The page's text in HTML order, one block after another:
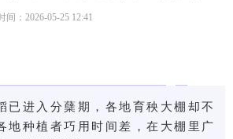
已进入分蘖期，各地育秧大棚却不
地种植者巧用时间差，在大棚里广
间： 2026-05-25 12:41